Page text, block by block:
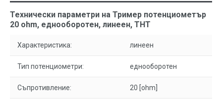
Технически параметри на Тример потенциометър
20 ohm, еднооборотен, линеен, THT
Характеристика: линеен
Тип потенциометри: еднооборотен
Съпротивление: 20 [ohm]